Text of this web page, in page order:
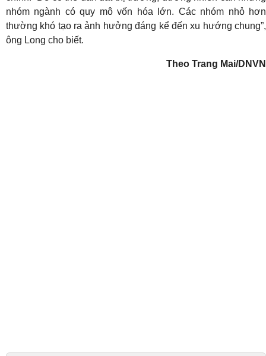
nhóm ngành có quy mô vốn hóa lớn. Các nhóm nhỏ hơn
thường khó tạo ra ảnh hưởng đáng kể đến xu hướng chung”,
ông Long cho biết.
Theo Trang Mai/DNVN